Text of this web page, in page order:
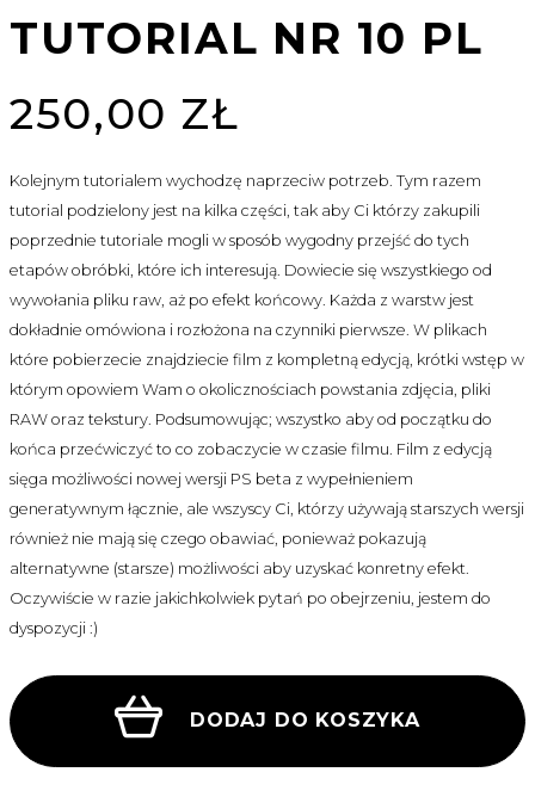
TUTORIAL NR 10 PL
250,00 ZŁ
Kolejnym tutorialem wychodzę naprzeciw potrzeb. Tym razem
tutorial podzielony jest na kilka części, tak aby Ci którzy zakupili
poprzednie tutoriale mogli w sposób wygodny przejść do tych
etapów obróbki, które ich interesują. Dowiecie się wszystkiego od
wywołania pliku raw, aż po efekt końcowy. Każda z warstw jest
dokładnie omówiona i rozłożona na czynniki pierwsze. W plikach
które pobierzecie znajdziecie film z kompletną edycją, krótki wstęp w
którym opowiem Wam o okolicznościach powstania zdjęcia, pliki
RAW oraz tekstury. Podsumowując; wszystko aby od początku do
końca przećwiczyć to co zobaczycie w czasie filmu. Film z edycją
sięga możliwości nowej wersji PS beta z wypełnieniem
generatywnym łącznie, ale wszyscy Ci, którzy używają starszych wersji
również nie mają się czego obawiać, ponieważ pokazują
alternatywne (starsze) możliwości aby uzyskać konretny efekt.
Oczywiście w razie jakichkolwiek pytań po obejrzeniu, jestem do
dyspozycji :)
DODAJ DO KOSZYKA